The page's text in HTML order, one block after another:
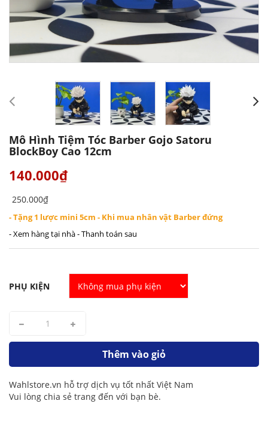
Mô Hình Tiệm Tóc Barber Gojo Satoru
BlockBoy Cao 12cm
140.000₫
250.000₫
- Tặng 1 lược mini 5cm - Khi mua nhân vật Barber đứng
- Xem hàng tại nhà - Thanh toán sau
PHỤ KIỆN
Thêm vào giỏ
Wahlstore.vn hỗ trợ dịch vụ tốt nhất Việt Nam
Vui lòng chia sẻ trang đến với bạn bè.